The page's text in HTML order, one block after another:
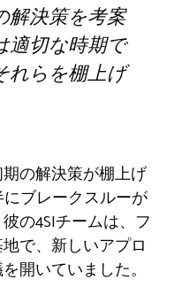
解決策を考案
適切な時期で
れらを棚上げ
の解決策が棚上げ
ブレークスルーが
の4SIチームは、フ
で、新しいアプロ
開いていました。